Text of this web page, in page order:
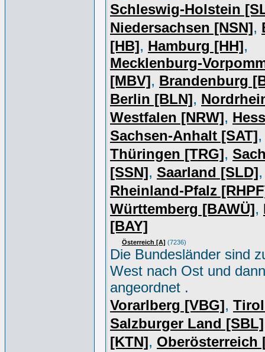
Schleswig-Holstein
Niedersachsen [NSN],
[HB], Hamburg [HH],
Mecklenburg-
[MBV], Brandenburg
Berlin [BLN],
Westfalen [NRW],
Sachsen-Anhalt [SAT],
Thüringen [TRG],
[SSN], Saarland [SLD],
Rheinland-Pfalz
Württemberg [BAWÜ],
[BAY]
Österreich [A] (7236)
Die Bundesländer sind
West nach Ost und
angeordnet .
Vorarlberg [VBG],
Salzburger Land [SBL]
[KTN], Oberösterreich